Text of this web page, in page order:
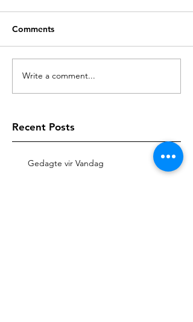
Comments
Write a comment...
Recent Posts
Gedagte vir Vandag